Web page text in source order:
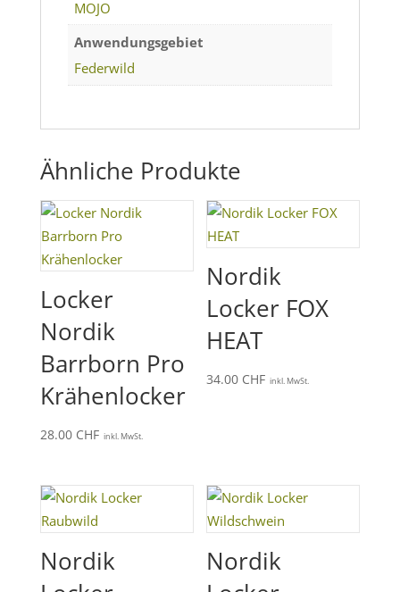
MOJO
Anwendungsgebiet
Federwild
Ähnliche Produkte
Locker
Nordik
Barrborn Pro
Krähenlocker
28.00 CHF inkl. MwSt.
Nordik
Locker FOX
HEAT
34.00 CHF inkl. MwSt.
Nordik
Nordik